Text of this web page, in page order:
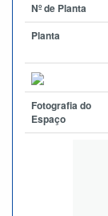
Nº de Planta
Planta
Fotografia do
Espaço